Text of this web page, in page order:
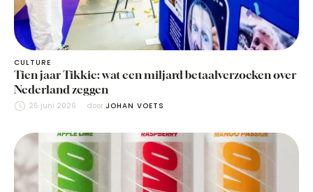
CULTURE
Tien jaar Tikkie: wat een miljard betaalverzoeken over
Nederland zeggen
25 juni 2026 door JOHAN VOETS